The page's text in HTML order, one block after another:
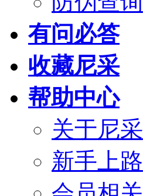
有问必答
收藏尼采
帮助中心
关于尼采
新手上路